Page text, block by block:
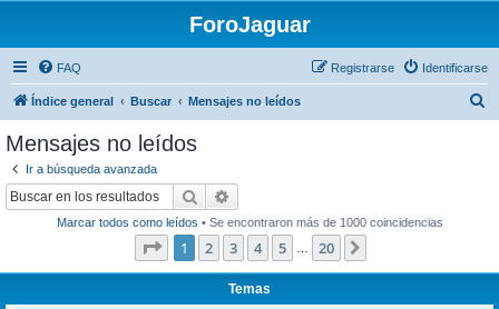
ForoJaguar
FAQ Identificarse
Registrarse
Índice general Buscar Mensajes no leídos
Mensajes no leídos
Ir a búsqueda avanzada
Buscar
Marcar todos como leídos • Se encontraron más de 1000 coincidencias
Página de 20
1 2 3 4 5 20
Temas